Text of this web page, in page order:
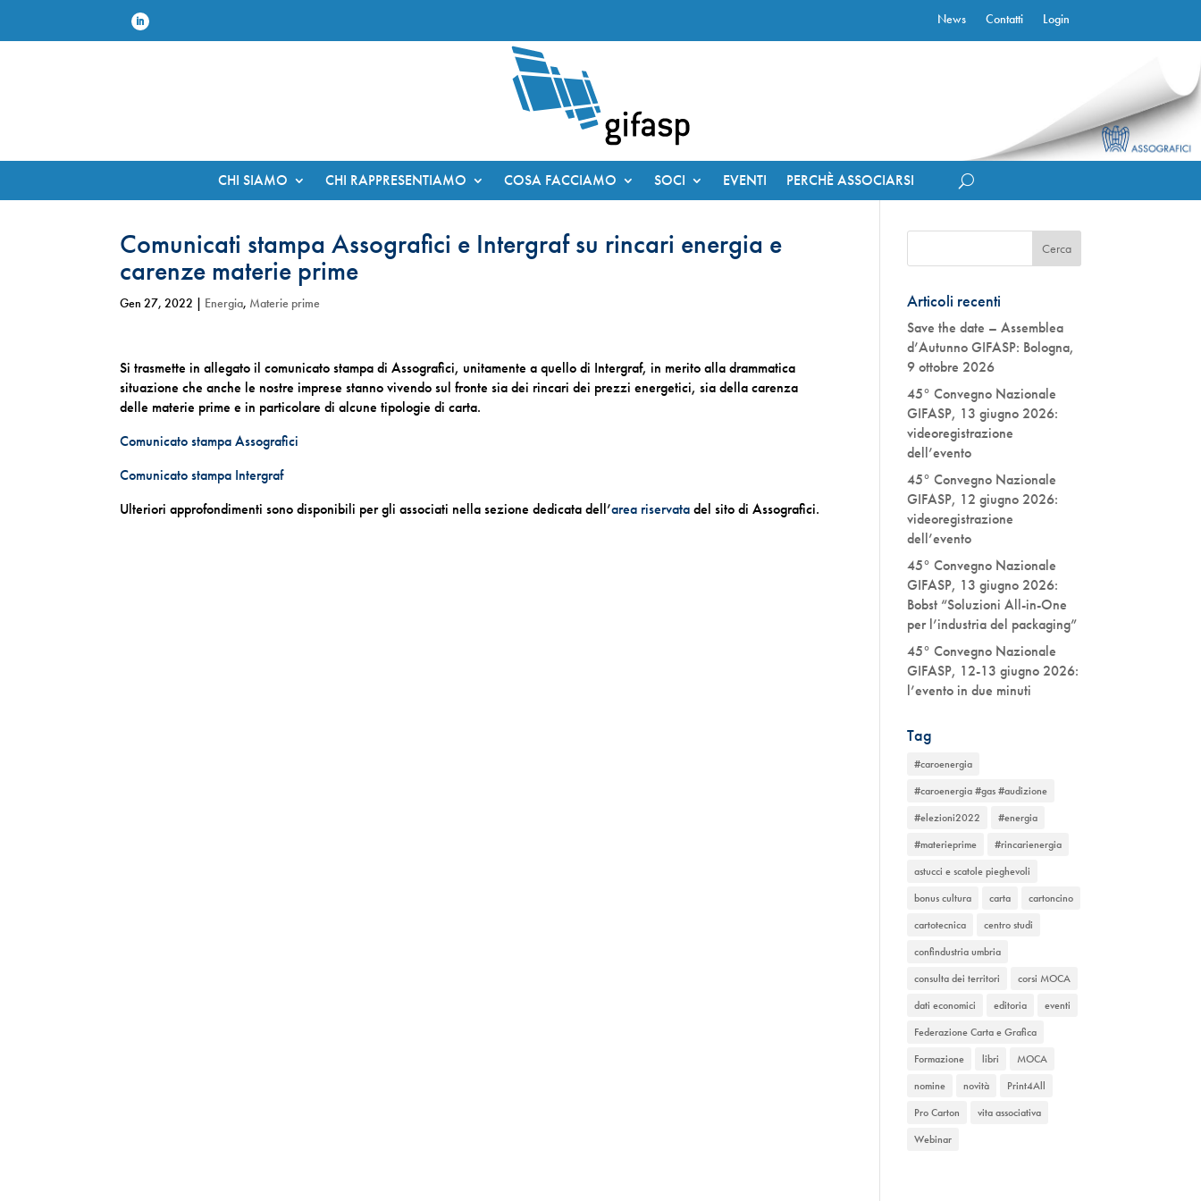
News Contatti Login
CHI SIAMO CHI RAPPRESENTIAMO COSA FACCIAMO SOCI EVENTI PERCHÈ ASSOCIARSI
Comunicati stampa Assografici e Intergraf su rincari energia e
carenze materie prime
Gen 27, 2022 | Energia, Materie prime
Si trasmette in allegato il comunicato stampa di Assografici, unitamente a quello di Intergraf, in merito alla drammatica
situazione che anche le nostre imprese stanno vivendo sul fronte sia dei rincari dei prezzi energetici, sia della carenza
delle materie prime e in particolare di alcune tipologie di carta.
Comunicato stampa Assografici
Comunicato stampa Intergraf
Ulteriori approfondimenti sono disponibili per gli associati nella sezione dedicata dell’area riservatadel sito di Assografici.
Articoli recenti
Save the date – Assemblea
d’Autunno GIFASP: Bologna,
9 ottobre 2026
45° Convegno Nazionale
GIFASP, 13 giugno 2026:
videoregistrazione
dell’evento
45° Convegno Nazionale
GIFASP, 12 giugno 2026:
videoregistrazione
dell’evento
45° Convegno Nazionale
GIFASP, 13 giugno 2026:
Bobst “Soluzioni All-in-One
per l’industria del packaging”
45° Convegno Nazionale
GIFASP, 12-13 giugno 2026:
l’evento in due minuti
Tag
#caroenergia
#caroenergia #gas #audizione
#elezioni2022
#energia
#materieprime
#rincarienergia
astucci e scatole pieghevoli
bonus cultura
carta
cartoncino
cartotecnica
centro studi
confindustria umbria
consulta dei territori
corsi MOCA
dati economici
editoria
eventi
Federazione Carta e Grafica
Formazione
libri
MOCA
nomine
novità
Print4All
Pro Carton
vita associativa
Webinar